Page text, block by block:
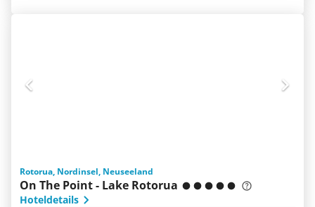
Rotorua, Nordinsel, Neuseeland
On The Point - Lake Rotorua
Hoteldetails